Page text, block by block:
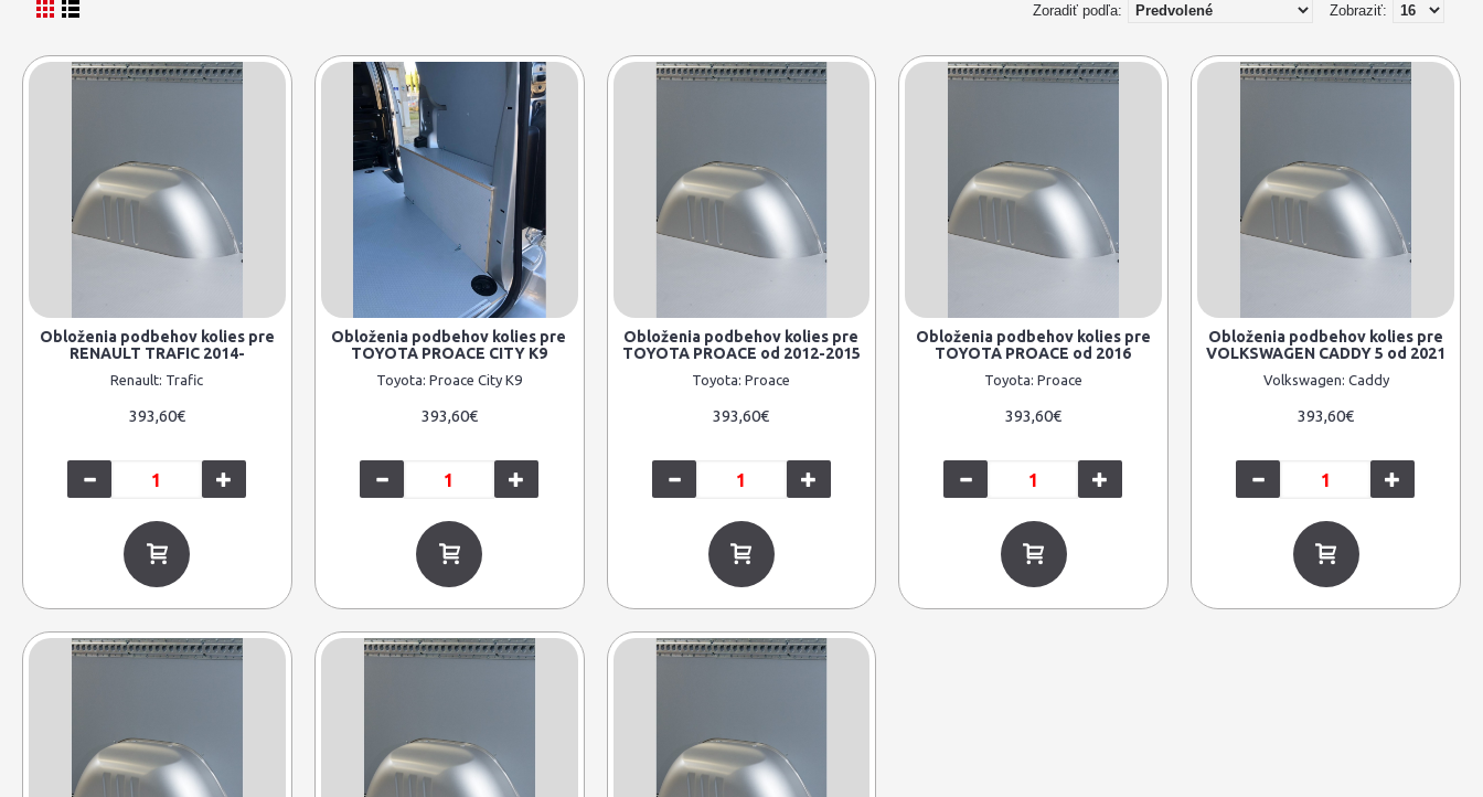
Zobraziť:
Zoradiť podľa:
Obloženia podbehov kolies pre
RENAULT TRAFIC 2014-
Renault: Trafic
393,60€
Obloženia podbehov kolies pre
TOYOTA PROACE CITY K9
Toyota:Proace City K9
393,60€
Obloženia podbehov kolies pre
TOYOTA PROACE od 2012-2015
Toyota:Proace
393,60€
Obloženia podbehov kolies pre
TOYOTA PROACE od 2016
Toyota:Proace
393,60€
Obloženia podbehov kolies pre
VOLKSWAGEN CADDY 5 od 2021
Volkswagen: Caddy
393,60€